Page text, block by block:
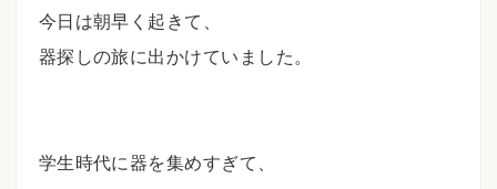
今日は朝早く起きて、
器探しの旅に出かけていました。
学生時代に器を集めすぎて、